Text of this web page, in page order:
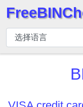
BIN
检
查
搜